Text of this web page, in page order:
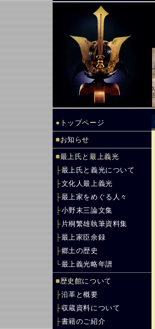
● トップページ
■お知らせ
■最上氏と最上義光
├最上氏と義光について
├文化人最上義光
├最上家をめぐる人々
├小野末三論文集
├ 片桐繁雄執筆資料集
├最上家臣余録
├郷土の歴史
└最上義光略年譜
■歴史館について
├沿革と概要
├収蔵資料について
├書籍のご紹介